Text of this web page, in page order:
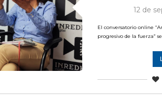
12 de
El conversatorio online
progresivo de la fuerza”